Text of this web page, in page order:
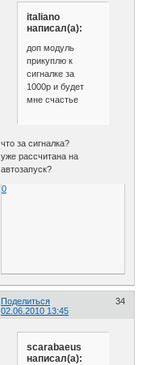
italiano
написал(а):
доп модуль
прикуплю к
сигналке за
1000р и будет
мне счастье
что за сигналка?
уже рассчитана на
автозапуск?
0
Поделиться
34
02.06.2010 13:45
scarabaeus
написал(а):